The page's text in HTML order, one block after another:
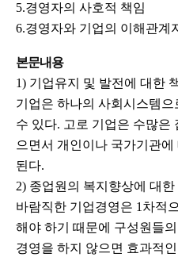
5.경영자의 사호적 책임
6.경영자와 기업의 이해관계
본문내용
1) 기업유지 및 발전에 대한
기업은 하나의 사회시스템
수 있다. 고로 기업은 수많은
으면서 개인이나 국가기관
된다.
2) 종업원의 복지향상에 대한
바람직한 기업경영은 1차적
해야 하기 때문에 구성원들
경영을 하지 않으면 효과적